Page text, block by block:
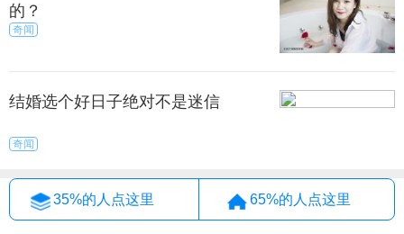
的？
奇闻
结婚选个好日子绝对不是迷信
奇闻
35%的人点这里 65%的人点这里